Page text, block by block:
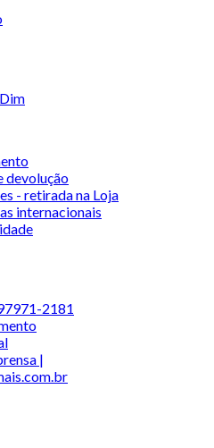
devolução
- retirada na Loja
internacionais
2181
|